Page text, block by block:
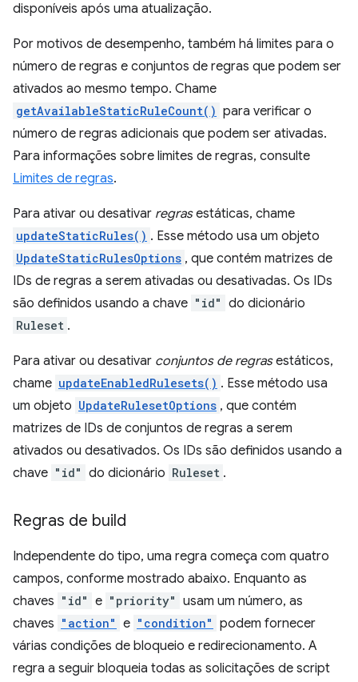
disponíveis após uma atualização.
Por motivos de desempenho, também há limites para o
número de regras e conjuntos de regras que podem ser
ativados ao mesmo tempo. Chame
getAvailableStaticRuleCount() para verificar o
número de regras adicionais que podem ser ativadas.
Para informações sobre limites de regras, consulte
Limites de regras.
Para ativar ou desativar regrasestáticas, chame
updateStaticRules() . Esse método usa um objeto
UpdateStaticRulesOptions , que contém matrizes de
IDs de regras a serem ativadas ou desativadas. Os IDs
são definidos usando a chave "id" do dicionário
Ruleset .
Para ativar ou desativar conjuntos de regrasestáticos,
chame updateEnabledRulesets() . Esse método usa
um objeto UpdateRulesetOptions , que contém
matrizes de IDs de conjuntos de regras a serem
ativados ou desativados. Os IDs são definidos usando a
chave "id" do dicionário Ruleset .
Regras de build
Independente do tipo, uma regra começa com quatro
campos, conforme mostrado abaixo. Enquanto as
chaves "id" e "priority" usam um número, as
chaves "action" e "condition" podem fornecer
várias condições de bloqueio e redirecionamento. A
regra a seguir bloqueia todas as solicitações de script